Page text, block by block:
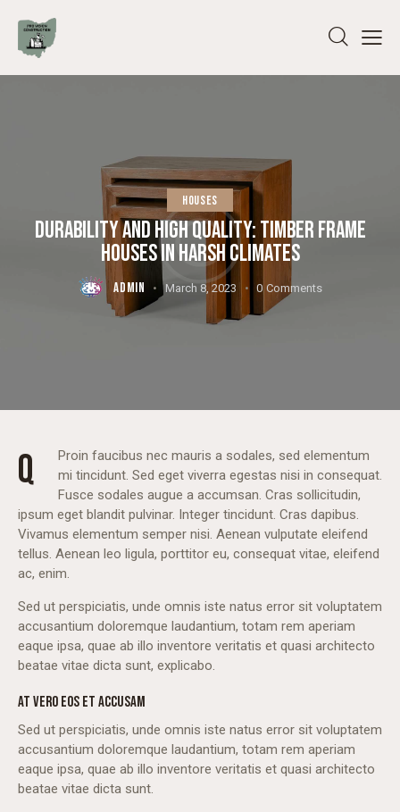
HOUSES
DURABILITY AND HIGH QUALITY: TIMBER FRAME
HOUSES IN HARSH CLIMATES
ADMIN March 8, 2023 0 Comments
Q
Proin faucibus nec mauris a sodales, sed elementum
mi tincidunt. Sed eget viverra egestas nisi in consequat.
Fusce sodales augue a accumsan. Cras sollicitudin,
ipsum eget blandit pulvinar. Integer tincidunt. Cras dapibus.
Vivamus elementum semper nisi. Aenean vulputate eleifend
tellus. Aenean leo ligula, porttitor eu, consequat vitae, eleifend
ac, enim.
Sed ut perspiciatis, unde omnis iste natus error sit voluptatem
accusantium doloremque laudantium, totam rem aperiam
eaque ipsa, quae ab illo inventore veritatis et quasi architecto
beatae vitae dicta sunt, explicabo.
AT VERO EOS ET ACCUSAM
Sed ut perspiciatis, unde omnis iste natus error sit voluptatem
accusantium doloremque laudantium, totam rem aperiam
eaque ipsa, quae ab illo inventore veritatis et quasi architecto
beatae vitae dicta sunt.